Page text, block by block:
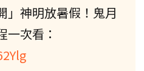
」神明放暑假！鬼月
一次看：